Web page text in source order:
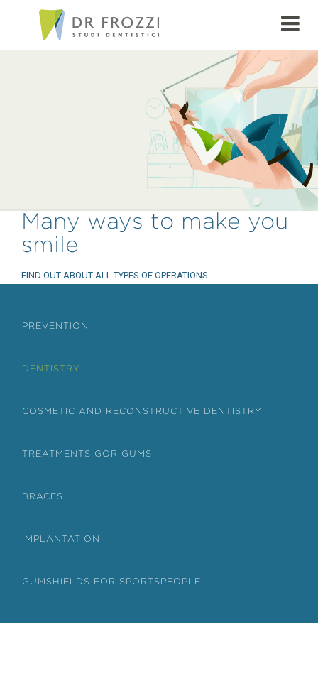
Many ways to make you
smile
FIND OUT ABOUT ALL TYPES OF OPERATIONS
PREVENTION
DENTISTRY
COSMETIC AND RECONSTRUCTIVE DENTISTRY
TREATMENTS GOR GUMS
BRACES
IMPLANTATION
GUMSHIELDS FOR SPORTSPEOPLE